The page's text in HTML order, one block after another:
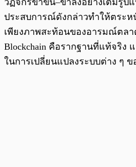
ประสบการณ์ดังกล่าวทำให้ตระห
เพียงภาพสะท้อนของอารมณ์ตล
Blockchain คือรากฐานที่แท้จริง
ในการเปลี่ยนแปลงระบบต่าง ๆ